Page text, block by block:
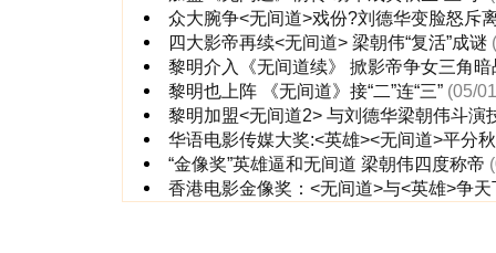
众大腕争<无间道>戏份?刘德华变脸怒斥
四大影帝再续<无间道> 梁朝伟“复活”成谜
黎明介入《无间道续》 掀影帝争女三角暗
黎明也上阵 《无间道》接“二”连“三” (05/
黎明加盟<无间道2> 与刘德华梁朝伟斗演
华语电影传媒大奖:<英雄><无间道>平分
“金像奖”英雄逼和无间道 梁朝伟四度称帝
香港电影金像奖：<无间道>与<英雄>争天